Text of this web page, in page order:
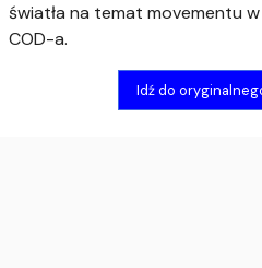
światła na temat movementu
COD-a.
Idź do